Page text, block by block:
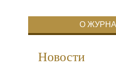
О
Новости